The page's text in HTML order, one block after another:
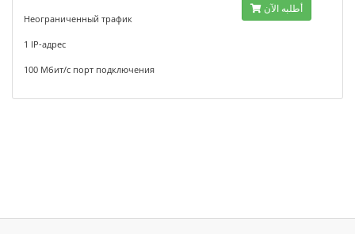
Неограниченный трафик
1 IP-адрес
100 Мбит/с порт подключения
أطلبه الآن